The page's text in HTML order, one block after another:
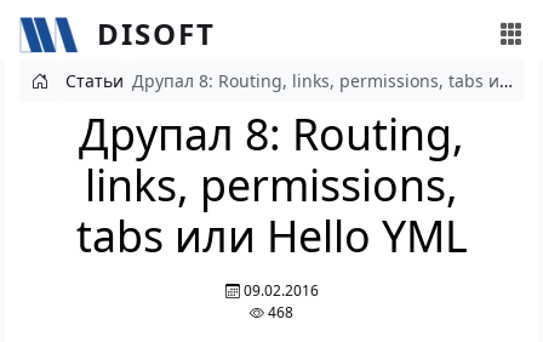
Перейти к основному содержанию
DISOFT
Статьи Друпал 8: Routing, links, permissions, tabs или Hello YML
Друпал 8: Routing,
links, permissions,
tabs или Hello YML
09.02.2016
468